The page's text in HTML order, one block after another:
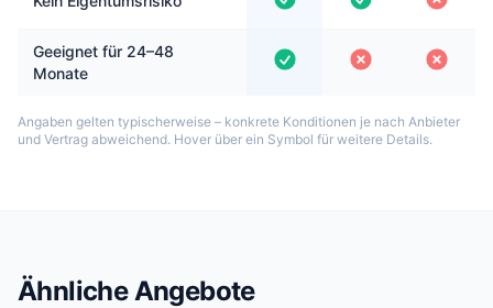
Geeignet für 24–48
Monate
Angaben gelten typischerweise – konkrete Konditionen je nach Anbieter
und Vertrag abweichend. Hover über ein Symbol für weitere Details.
Ähnliche Angebote